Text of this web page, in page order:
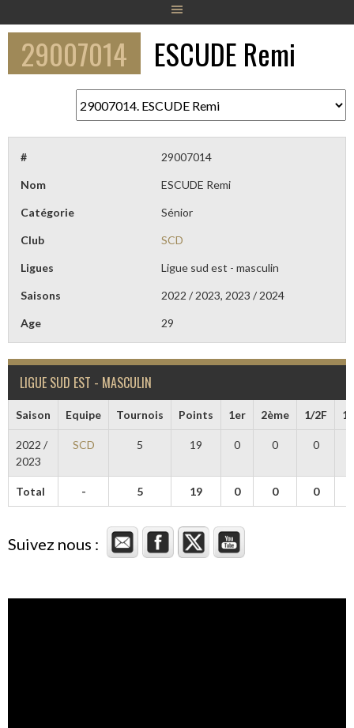
29007014 ESCUDE Remi
# 29007014
Nom ESCUDE Remi
Catégorie Sénior
Club SCD
Ligues Ligue sud est - masculin
Saisons 2022 / 2023, 2023 / 2024
Age 29
LIGUE SUD EST - MASCULIN
Saison Equipe Tournois Points 1er 2ème 1/2F
2022 /
2023
SCD 5 19 0 0 0
Total - 5 19 0 0 0
Suivez nous :